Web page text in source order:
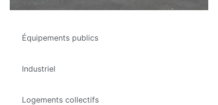
Équipements publics
Industriel
Logements collectifs